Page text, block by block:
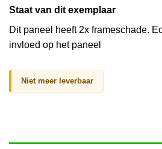
Staat van dit exemplaar
Dit paneel heeft 2x frameschade.
invloed op het paneel
Niet meer leverbaar